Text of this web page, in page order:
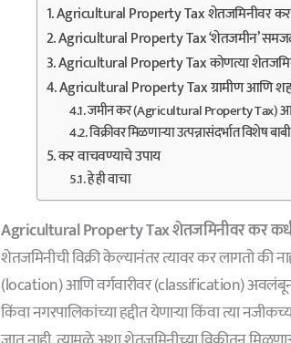
Agricultural Property Tax शेतजमिनीवर
Agricultural Property Tax ‘शेतजमीन’
Agricultural Property Tax कोणत्या
Agricultural Property Tax ग्रामीण आणि
जमीन कर (Agricultural Property Tax)
विक्रीवर मिळणाऱ्या उत्पन्नासंदर्भात विशेष बाबी
कर वाचवण्याचे उपाय
हे ही वाचा
Agricultural Property Tax शेतजमिनीवर कर
शेतजमिनीची विक्री केल्यानंतर त्यावर कर लागतो की
(location) आणि वर्गवारीवर (classification)
किंवा नगरपालिकांच्या हद्दीत येणाऱ्या किंवा त्या